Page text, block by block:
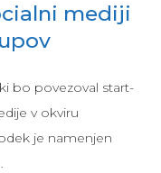
mediji
bo povezoval start-
v okviru
je namenjen